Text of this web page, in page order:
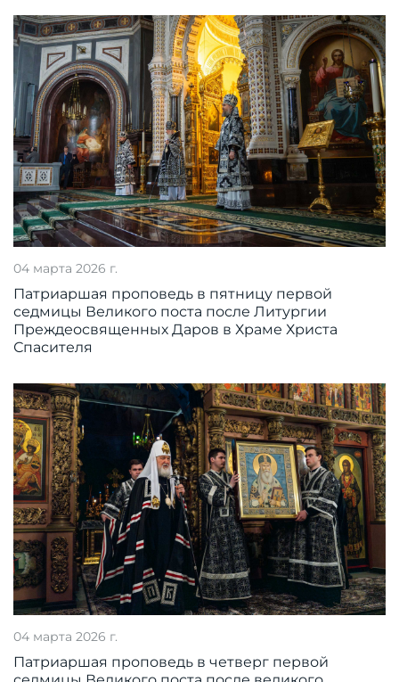
04 марта 2026 г.
Патриаршая проповедь в пятницу первой
седмицы Великого поста после Литургии
Преждеосвященных Даров в Храме Христа
Спасителя
04 марта 2026 г.
Патриаршая проповедь в четверг первой